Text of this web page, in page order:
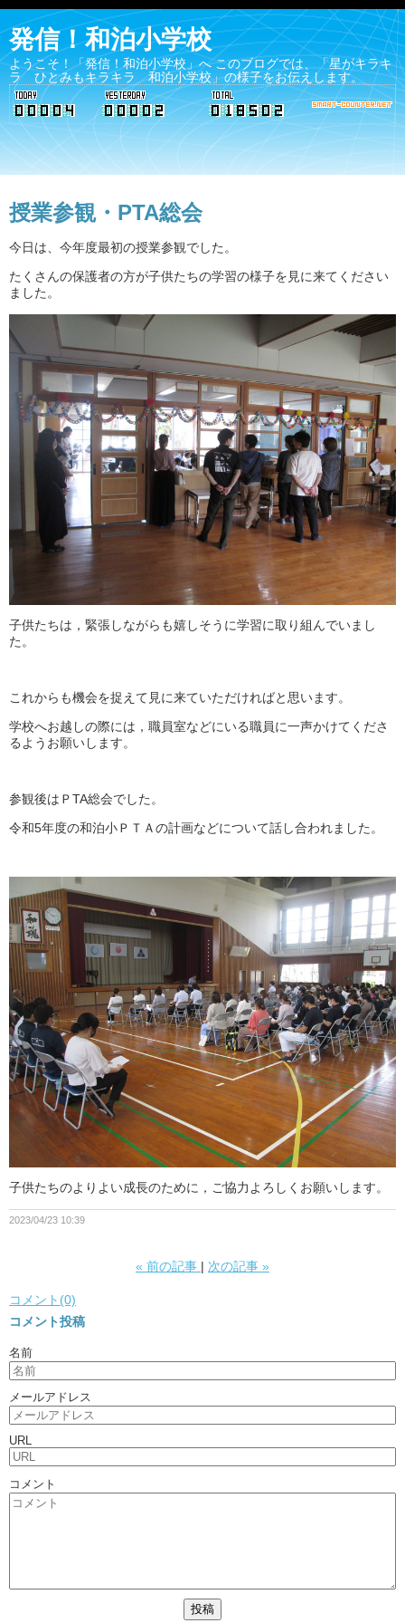
発信！和泊小学校
ようこそ！「発信！和泊小学校」へ このブログでは、「星がキラキ
ラ ひとみもキラキラ 和泊小学校」の様子をお伝えします。
授業参観・PTA総会
今日は、今年度最初の授業参観でした。
たくさんの保護者の方が子供たちの学習の様子を見に来てください
ました。
子供たちは，緊張しながらも嬉しそうに学習に取り組んでいまし
た。
これからも機会を捉えて見に来ていただければと思います。
学校へお越しの際には，職員室などにいる職員に一声かけてくださ
るようお願いします。
参観後はＰTA総会でした。
令和5年度の和泊小ＰＴＡの計画などについて話し合われました。
子供たちのよりよい成長のために，ご協力よろしくお願いします。
2023/04/23 10:39
« 前の記事 次の記事 »
コメント(0)
コメント投稿
名前
メールアドレス
URL
コメント